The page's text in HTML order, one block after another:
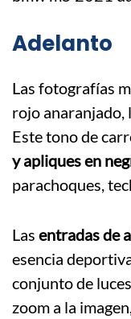
Adelanto
Las fotografías
rojo anaranjado,
Este tono de
y apliques en
parachoques,
Las entradas de
esencia
conjunto de
zoom a la